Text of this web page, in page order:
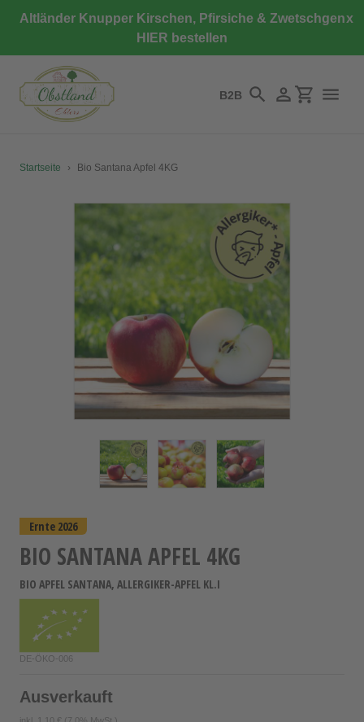
zumAltländer Knupper Kirschen, Pfirsiche & Zwetschgen
HIER bestellen
x
B2B SuchenEinloggen
Startseite › Bio Santana Apfel 4KG
Ernte 2026
BIO SANTANA APFEL 4KG
BIO APFEL SANTANA, ALLERGIKER-APFEL KL.I
DE-ÖKO-006
Ausverkauft